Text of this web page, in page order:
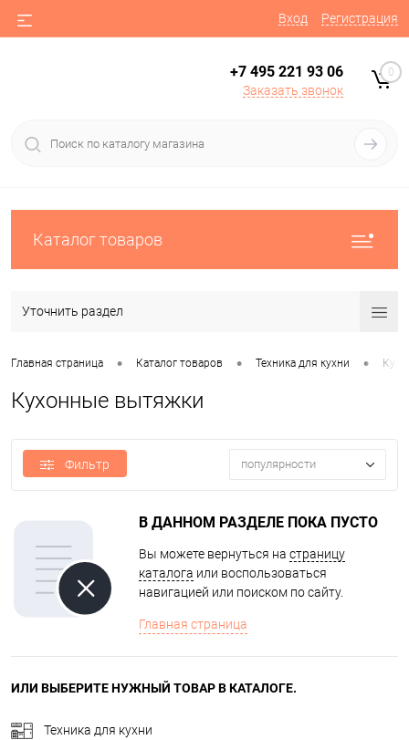
Вход Регистрация
+7 495 221 93 06
Заказать звонок
0
Каталог товаров
Уточнить раздел
Главная страница • Каталог товаров • Техника для кухни •
Кухонные вытяжки
Фильтр популярности
В ДАННОМ РАЗДЕЛЕ ПОКА ПУСТО
Вы можете вернуться на страницу
каталога или воспользоваться
навигацией или поиском по сайту.
Главная страница
ИЛИ ВЫБЕРИТЕ НУЖНЫЙ ТОВАР В КАТАЛОГЕ.
Техника для кухни